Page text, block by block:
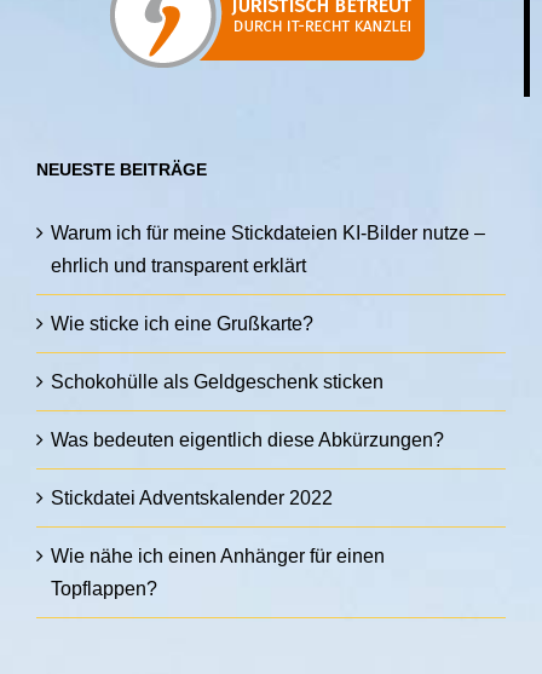
NEUESTE BEITRÄGE
Warum ich für meine Stickdateien KI-Bilder nutze –
ehrlich und transparent erklärt
Wie sticke ich eine Grußkarte?
Schokohülle als Geldgeschenk sticken
Was bedeuten eigentlich diese Abkürzungen?
Stickdatei Adventskalender 2022
Wie nähe ich einen Anhänger für einen
Topflappen?